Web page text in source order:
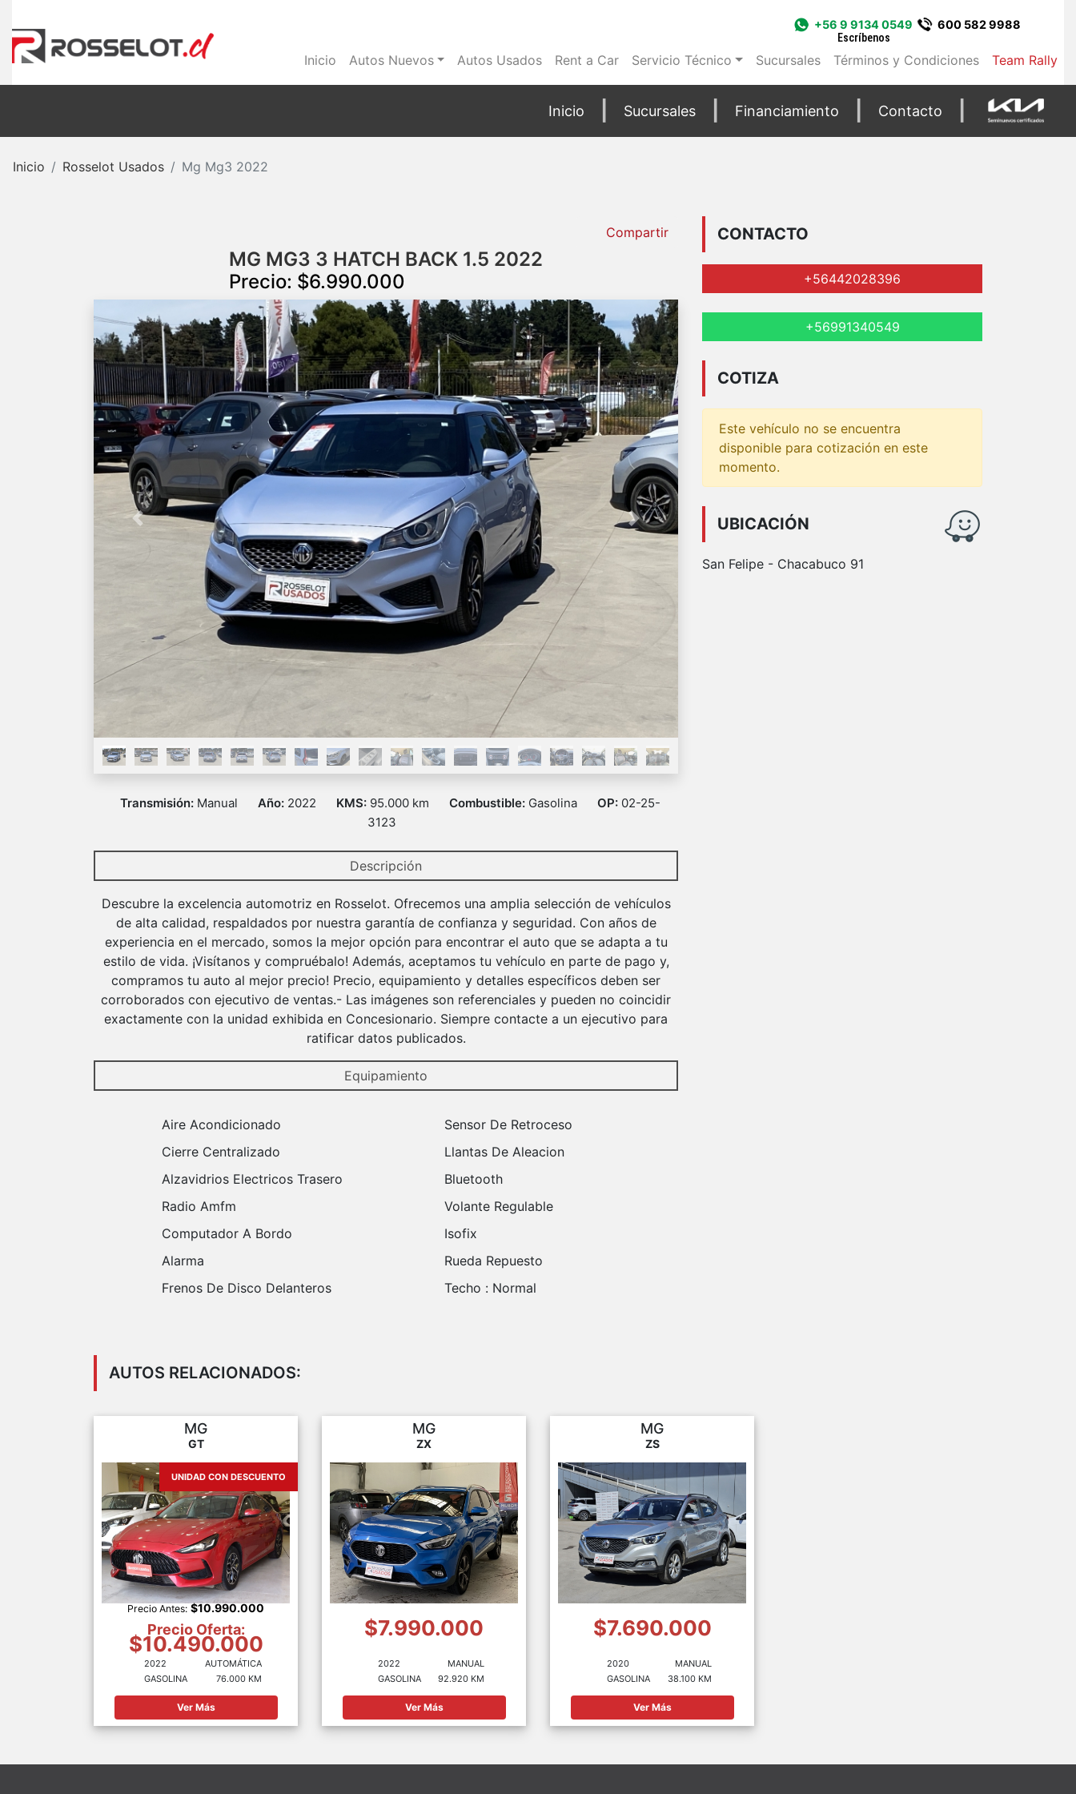
+56 9 9134 0549
Escríbenos
600 582 9988
Inicio Autos Nuevos Autos Usados Rent a Car Servicio Técnico Sucursales Términos y Condiciones Team Rally
Inicio Sucursales Financiamiento Contacto
Inicio Rosselot Usados Mg Mg3 2022
Compartir
MG MG3 3 HATCH BACK 1.5 2022
Precio: $6.990.000
Previous Next
Transmisión: Manual Año: 2022 KMS: 95.000 km Combustible: Gasolina OP: 02-25-
3123
Descripción
Descubre la excelencia automotriz en Rosselot. Ofrecemos una amplia selección de vehículos
de alta calidad, respaldados por nuestra garantía de confianza y seguridad. Con años de
experiencia en el mercado, somos la mejor opción para encontrar el auto que se adapta a tu
estilo de vida. ¡Visítanos y compruébalo! Además, aceptamos tu vehículo en parte de pago y,
compramos tu auto al mejor precio! Precio, equipamiento y detalles específicos deben ser
corroborados con ejecutivo de ventas.- Las imágenes son referenciales y pueden no coincidir
exactamente con la unidad exhibida en Concesionario. Siempre contacte a un ejecutivo para
ratificar datos publicados.
Equipamiento
Aire Acondicionado
Cierre Centralizado
Alzavidrios Electricos Trasero
Radio Amfm
Computador A Bordo
Alarma
Frenos De Disco Delanteros
Sensor De Retroceso
Llantas De Aleacion
Bluetooth
Volante Regulable
Isofix
Rueda Repuesto
Techo : Normal
CONTACTO
+56442028396
+56991340549
COTIZA
Este vehículo no se encuentra
disponible para cotización en este
momento.
UBICACIÓN
San Felipe - Chacabuco 91
AUTOS RELACIONADOS:
MG
GT
UNIDAD CON DESCUENTO
Precio Antes: $10.990.000
Precio Oferta:
$10.490.000
2022
GASOLINA
AUTOMÁTICA
76.000 KM
Ver Más
MG
ZX
$7.990.000
2022
GASOLINA
MANUAL
92.920 KM
Ver Más
MG
ZS
$7.690.000
2020
GASOLINA
MANUAL
38.100 KM
Ver Más